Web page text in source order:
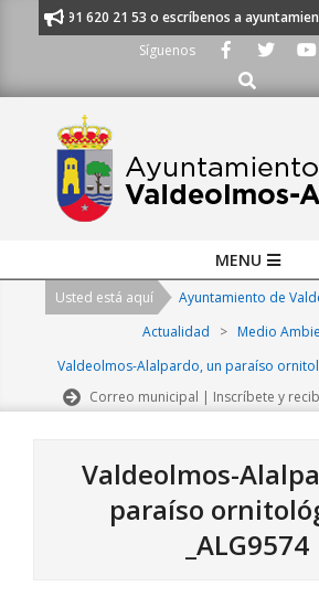
al 91 620 21 53 o escríbenos a
Síguenos
Buscar
Navigation
MENU
Usted está aquí Ayuntamiento de
Actualidad
> Medio
Valdeolmos-Alalpardo, un paraíso
Correo municipal | Inscríbete y
Valdeolmos-
paraíso
_ALG9574